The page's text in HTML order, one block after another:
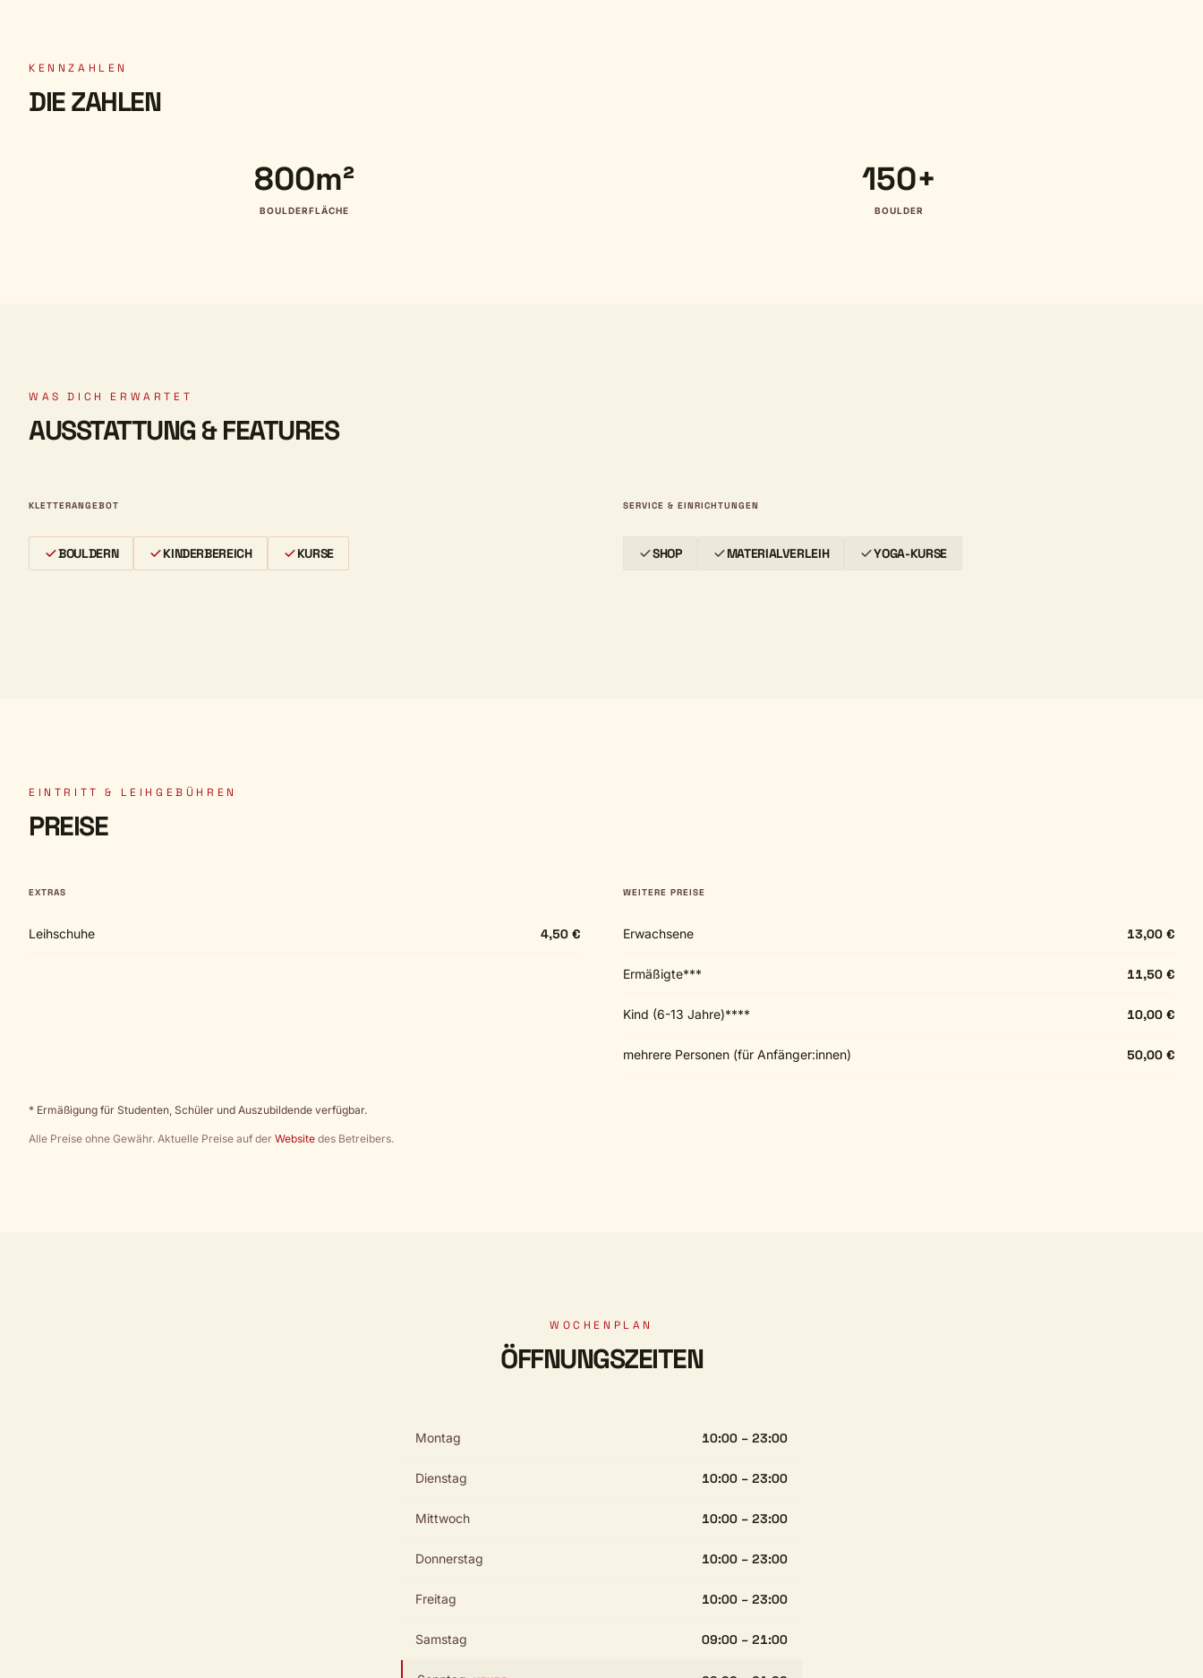
KENNZAHLEN
DIE ZAHLEN
800m²
BOULDERFLÄCHE
150+
BOULDER
WAS DICH ERWARTET
AUSSTATTUNG & FEATURES
KLETTERANGEBOT
BOULDERN KINDERBEREICH KURSE
SERVICE & EINRICHTUNGEN
SHOP MATERIALVERLEIH YOGA-KURSE
EINTRITT & LEIHGEBÜHREN
PREISE
EXTRAS
Leihschuhe 4,50 €
WEITERE PREISE
Erwachsene 13,00 €
Ermäßigte*** 11,50 €
Kind (6-13 Jahre)**** 10,00 €
mehrere Personen (für Anfänger:innen) 50,00 €
* Ermäßigung für Studenten, Schüler und Auszubildende verfügbar.
Alle Preise ohne Gewähr. Aktuelle Preise auf der Website des Betreibers.
WOCHENPLAN
ÖFFNUNGSZEITEN
Montag 10:00 – 23:00
Dienstag 10:00 – 23:00
Mittwoch 10:00 – 23:00
Donnerstag 10:00 – 23:00
Freitag 10:00 – 23:00
Samstag 09:00 – 21:00